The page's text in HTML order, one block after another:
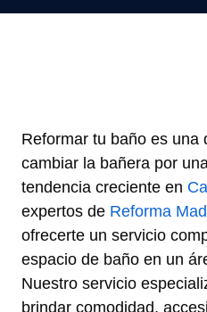
Reformar tu baño es una
cambiar la bañera por
tendencia creciente en
expertos de Reforma
ofrecerte un servicio
espacio de baño en un
Nuestro servicio
brindar comodidad,